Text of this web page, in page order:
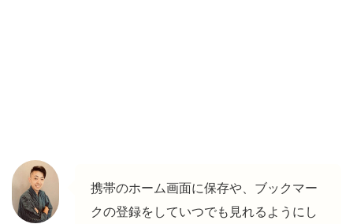
携帯のホーム画面に保存や、ブックマー
クの登録をしていつでも見れるようにし